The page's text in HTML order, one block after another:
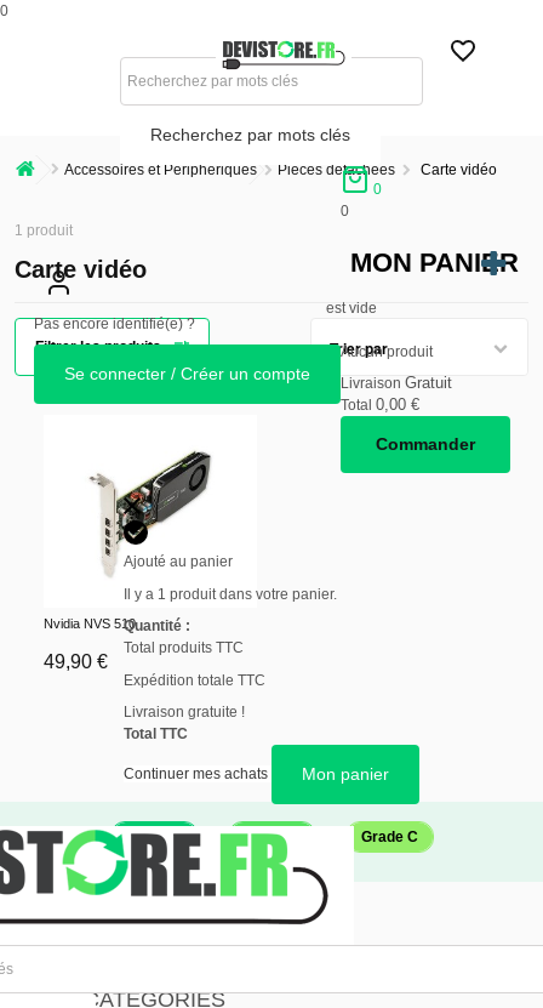
0
Recherchez par mots clés
Pas encore identifié(e) ?
Se connecter / Créer un compte
0
0
MON PANIER
est vide
Aucun produit
Livraison Gratuit
Total 0,00 €
Commander
Ajouté au panier
Il y a 1 produit dans votre panier.
Quantité :
Total produits TTC
Expédition totale TTC
Livraison gratuite !
Total TTC
Continuer mes achats Mon panier
Accessoires et Périphériques Pièces détachées Carte vidéo
Carte vidéo
1 produit
Filtrerles produits
Nvidia NVS 510
49,90 €
Grade A Grade B Grade C
SOUS-CATÉGORIES